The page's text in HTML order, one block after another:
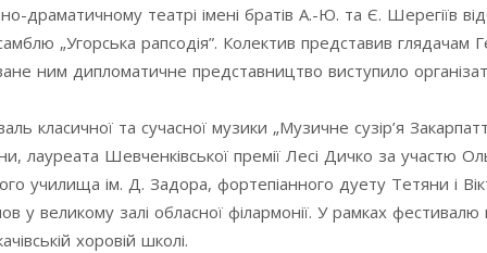
театрі імені братів А.-Ю. та Є. Шерегіїв
„Угорська рапсодія”. Колектив представив глядачам
ним дипломатичне представництво виступило
класичної та сучасної музики „Музичне сузір’я
лауреата Шевченківської премії Лесі Дичко за участю
училища ім. Д. Задора, фортепіанного дуету Тетяни і
у великому залі обласної філармонії. У рамках фестивалю
хоровій школі.